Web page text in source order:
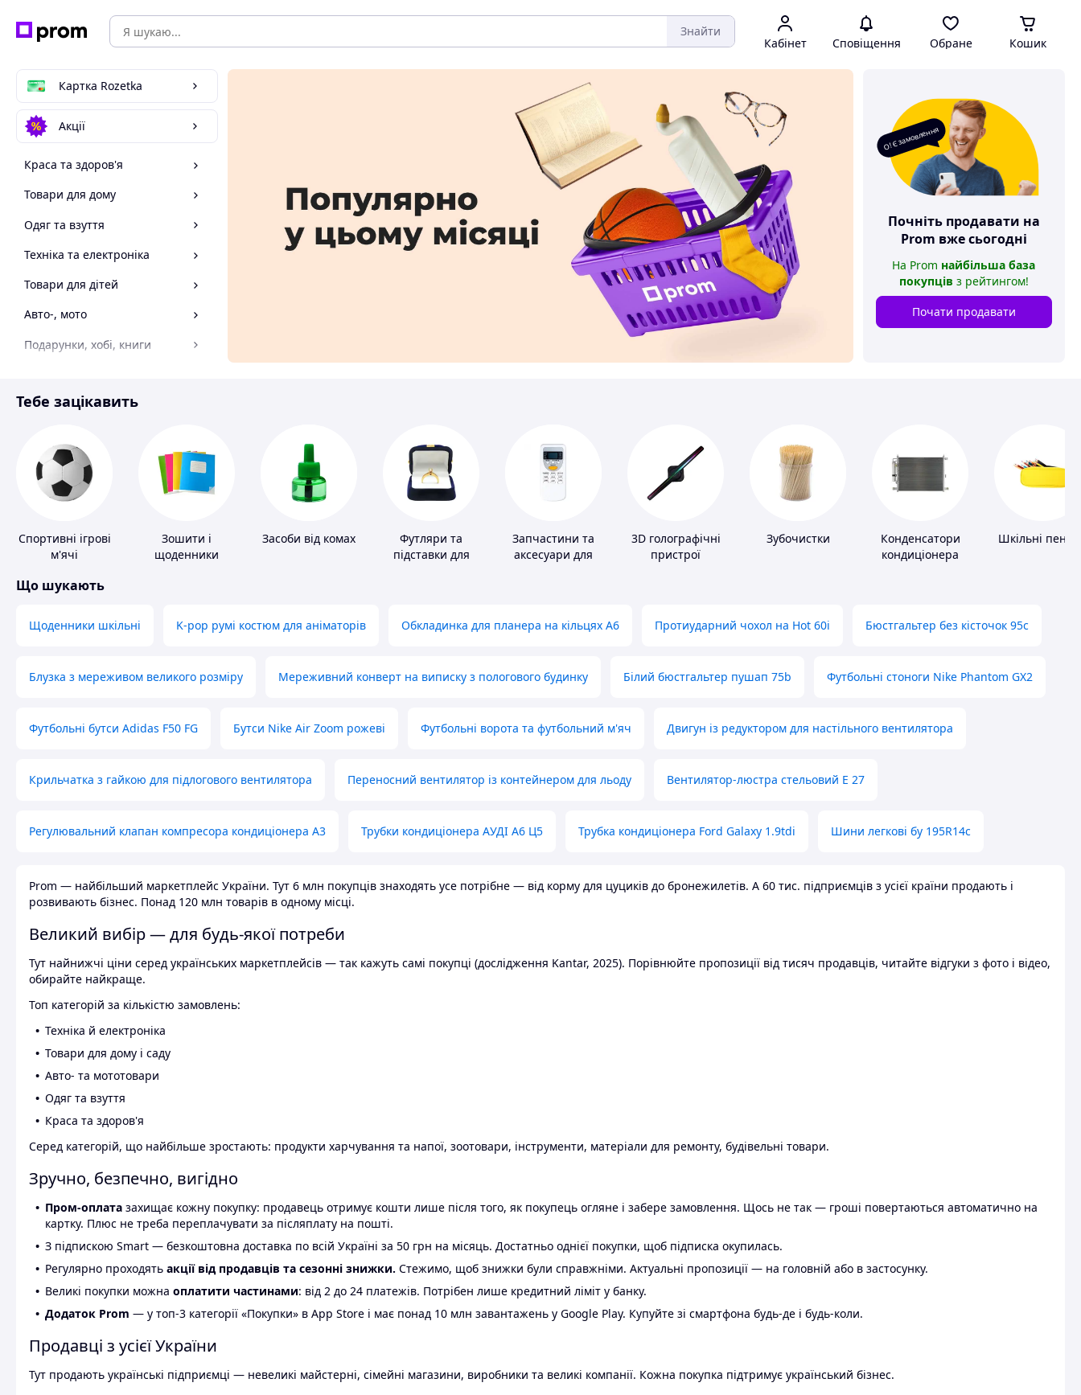
Знайти
Кабінет Сповіщення Обране Кошик
Картка Rozetka
Акції
Краса та здоров'я
Товари для дому
Одяг та взуття
Техніка та електроніка
Товари для дітей
Авто-, мото
Подарунки, хобі, книги
Матеріали для ремонту
О! Є замовлення
Почніть продавати на
Prom вже сьогодні
На Prom найбільша база
покупців з рейтингом!
Почати продавати
Тебе зацікавить
Спортивні ігрові
м'ячі
Зошити і
щоденники
Засоби від комах
Футляри та
підставки для
Запчастини та
аксесуари для
3D голографічні
пристрої
Зубочистки
Конденсатори
кондиціонера
Шкільні
Що шукають
Щоденники шкільні K-pop румі костюм для аніматорів Обкладинка для планера на кільцях А6 Протиударний чохол на Hot 60i Бюстгальтер без кісточок 95с
Блузка з мереживом великого розміру Мереживний конверт на виписку з пологового будинку Білий бюстгальтер пушап 75b Футбольні стоноги Nike Phantom GX2
Футбольні бутси Adidas F50 FG Бутси Nike Air Zoom рожеві Футбольні ворота та футбольний м'яч Двигун із редуктором для настільного вентилятора
Крильчатка з гайкою для підлогового вентилятора Переносний вентилятор із контейнером для льоду Вентилятор-люстра стельовий E 27
Регулювальний клапан компресора кондиціонера А3 Трубки кондиціонера АУДІ А6 Ц5 Трубка кондиціонера Ford Galaxy 1.9tdi Шини легкові бу 195R14c
Prom — найбільший маркетплейс України. Тут 6 млн покупців знаходять усе потрібне — від корму для цуциків до бронежилетів. А 60 тис. підприємців з усієї країни продають і
розвивають бізнес. Понад 120 млн товарів в одному місці.
Великий вибір — для будь-якої потреби
Тут найнижчі ціни серед українських маркетплейсів — так кажуть самі покупці (дослідження Kantar, 2025). Порівнюйте пропозиції від тисяч продавців, читайте відгуки з фото і відео,
обирайте найкраще.
Топ категорій за кількістю замовлень:
Техніка й електроніка
Товари для дому і саду
Авто- та мототовари
Одяг та взуття
Краса та здоров'я
Серед категорій, що найбільше зростають: продукти харчування та напої, зоотовари, інструменти, матеріали для ремонту, будівельні товари.
Зручно, безпечно, вигідно
Пром-оплата захищає кожну покупку: продавець отримує кошти лише після того, як покупець огляне і забере замовлення. Щось не так — гроші повертаються автоматично на
картку. Плюс не треба переплачувати за післяплату на пошті.
З підпискою Smart — безкоштовна доставка по всій Україні за 50 грн на місяць. Достатньо однієї покупки, щоб підписка окупилась.
Регулярно проходять акції від продавців та сезонні знижки. Стежимо, щоб знижки були справжніми. Актуальні пропозиції — на головній або в застосунку.
Великі покупки можна оплатити частинами: від 2 до 24 платежів. Потрібен лише кредитний ліміт у банку.
Додаток Prom — у топ-3 категорії «Покупки» в App Store і має понад 10 млн завантажень у Google Play. Купуйте зі смартфона будь-де і будь-коли.
Продавці з усієї України
Тут продають українські підприємці — невеликі майстерні, сімейні магазини, виробники та великі компанії. Кожна покупка підтримує український бізнес.